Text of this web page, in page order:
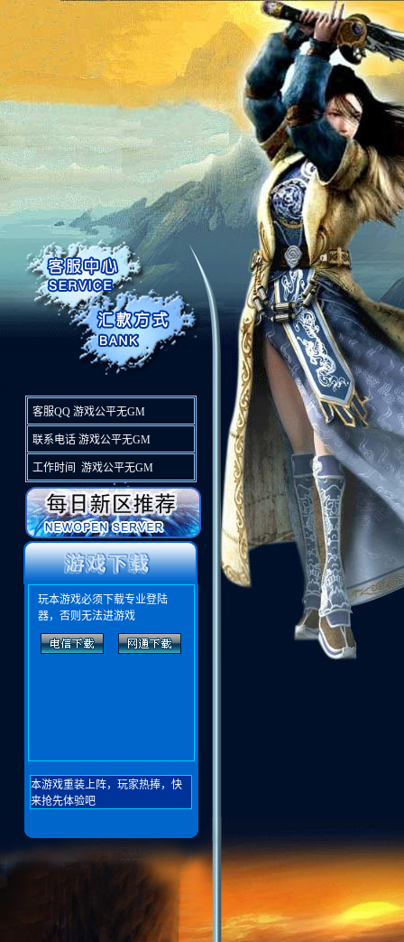
客服QQ 游戏公平无GM
联系电话 游戏公平无GM
工作时间 游戏公平无GM
玩本游戏必须下载专业登陆
器，否则无法进游戏
本游戏重装上阵，玩家热捧，快
来抢先体验吧